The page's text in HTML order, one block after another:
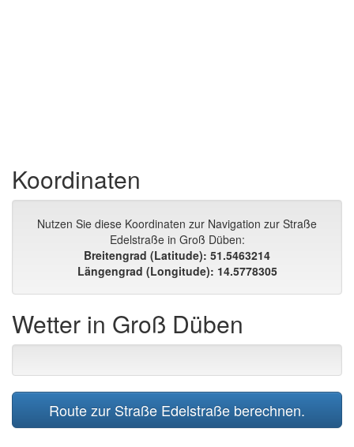
Koordinaten
Nutzen Sie diese Koordinaten zur Navigation zur Straße
Edelstraße in Groß Düben:
Breitengrad (Latitude): 51.5463214
Längengrad (Longitude): 14.5778305
Wetter in Groß Düben
Route zur Straße Edelstraße berechnen.